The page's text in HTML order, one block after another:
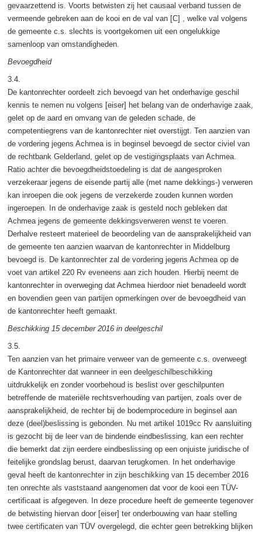
gevaarzettend is. Voorts betwisten zij het causaal verband tussen de
vermeende gebreken aan de kooi en de val van [C] , welke val volgens
de gemeente c.s. slechts is voortgekomen uit een ongelukkige
samenloop van omstandigheden.
Bevoegdheid
3.4.
De kantonrechter oordeelt zich bevoegd van het onderhavige geschil
kennis te nemen nu volgens [eiser] het belang van de onderhavige zaak,
gelet op de aard en omvang van de geleden schade, de
competentiegrens van de kantonrechter niet overstijgt. Ten aanzien van
de vordering jegens Achmea is in beginsel bevoegd de sector civiel van
de rechtbank Gelderland, gelet op de vestigingsplaats van Achmea.
Ratio achter die bevoegdheidstoedeling is dat de aangesproken
verzekeraar jegens de eisende partij alle (met name dekkings-) verweren
kan inroepen die ook jegens de verzekerde zouden kunnen worden
ingeroepen. In de onderhavige zaak is gesteld noch gebleken dat
Achmea jegens de gemeente dekkingsverweren wenst te voeren.
Derhalve resteert materieel de beoordeling van de aansprakelijkheid van
de gemeente ten aanzien waarvan de kantonrechter in Middelburg
bevoegd is. De kantonrechter zal de vordering jegens Achmea op de
voet van artikel 220 Rv eveneens aan zich houden. Hierbij neemt de
kantonrechter in overweging dat Achmea hierdoor niet benadeeld wordt
en bovendien geen van partijen opmerkingen over de bevoegdheid van
de kantonrechter heeft gemaakt.
Beschikking 15 december 2016 in deelgeschil
3.5.
Ten aanzien van het primaire verweer van de gemeente c.s. overweegt
de Kantonrechter dat wanneer in een deelgeschilbeschikking
uitdrukkelijk en zonder voorbehoud is beslist over geschilpunten
betreffende de materiële rechtsverhouding van partijen, zoals over de
aansprakelijkheid, de rechter bij de bodemprocedure in beginsel aan
deze (deel)beslissing is gebonden. Nu met artikel 1019cc Rv aansluiting
is gezocht bij de leer van de bindende eindbeslissing, kan een rechter
die bemerkt dat zijn eerdere eindbeslissing op een onjuiste juridische of
feitelijke grondslag berust, daarvan terugkomen. In het onderhavige
geval heeft de kantonrechter in zijn beschikking van 15 december 2016
ten onrechte als vaststaand aangenomen dat voor de kooi een TÜV-
certificaat is afgegeven. In deze procedure heeft de gemeente tegenover
de betwisting hiervan door [eiser] ter onderbouwing van haar stelling
twee certificaten van TÜV overgelegd, die echter geen betrekking blijken